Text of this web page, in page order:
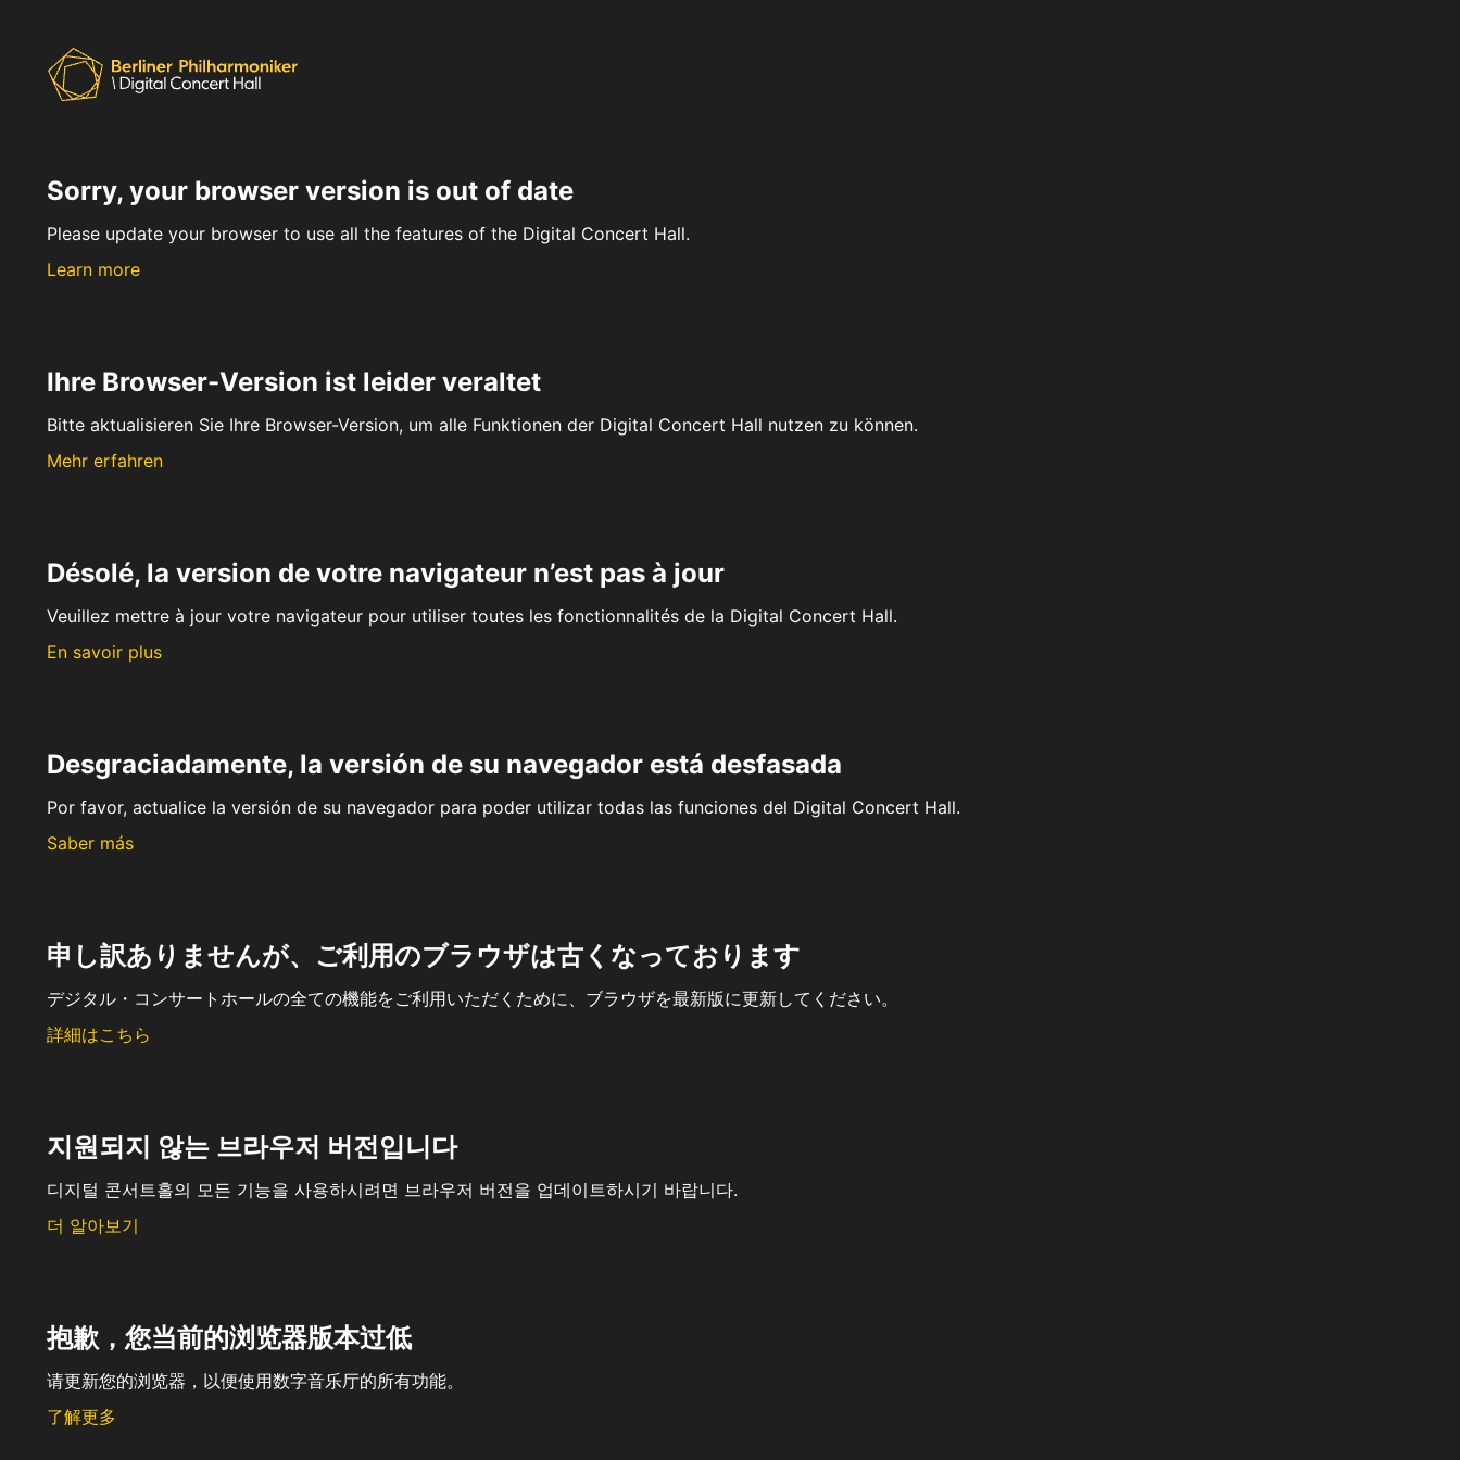
Sorry, your browser version is out of date
Please update your browser to use all the features of the Digital Concert Hall.
Learn more
Ihre Browser-Version ist leider veraltet
Bitte aktualisieren Sie Ihre Browser-Version, um alle Funktionen der Digital Concert Hall nutzen zu können.
Mehr erfahren
Désolé, la version de votre navigateur n’est pas à jour
Veuillez mettre à jour votre navigateur pour utiliser toutes les fonctionnalités de la Digital Concert Hall.
En savoir plus
Desgraciadamente, la versión de su navegador está desfasada
Por favor, actualice la versión de su navegador para poder utilizar todas las funciones del Digital Concert Hall.
Saber más
申し訳ありませんが、ご利用のブラウザは古くなっております
デジタル・コンサートホールの全ての機能をご利用いただくために、ブラウザを最新版に更新してください。
詳細はこちら
지원되지 않는 브라우저 버전입니다
디지털 콘서트홀의 모든 기능을 사용하시려면 브라우저 버전을 업데이트하시기 바랍니다.
더 알아보기
抱歉，您当前的浏览器版本过低
请更新您的浏览器，以便使用数字音乐厅的所有功能。
了解更多